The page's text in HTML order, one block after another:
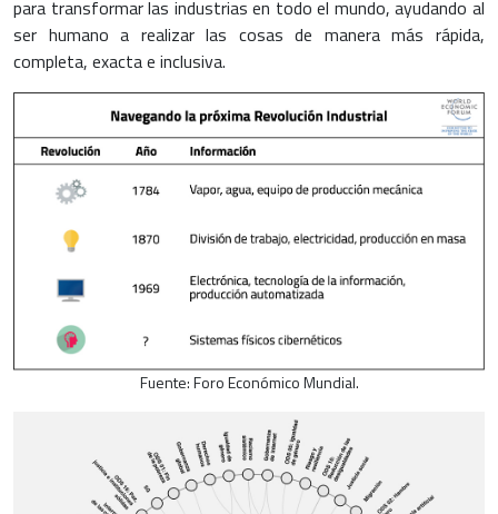
para transformar las industrias en todo el mundo, ayudando al
ser humano a realizar las cosas de manera más rápida,
completa, exacta e inclusiva.
Fuente: Foro Económico Mundial.